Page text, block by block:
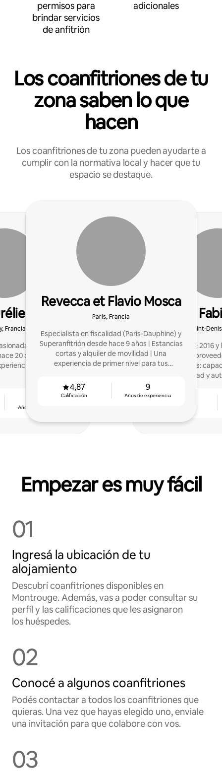
permisos para
brindar servicios
de anfitrión
adicionales
Los coanfitriones de tu
zona saben lo que
hacen
Los coanfitriones de tu zona pueden ayudarte a
cumplir con la normativa local y hacer que tu
espacio se destaque.
Francia
y experta en
20 años, ¡mi función
a sus viajeros!
Años de experiencia
Revecca et Flavio Mosca
París, Francia
Especialista en fiscalidad (Paris-Dauphine) y
Superanfitrión desde hace 9 años | Estancias
cortas y alquiler de movilidad | Una
experiencia de primer nivel para tus
4,87
Calificación
9
Años de experiencia
Saint-
Anfitrión desde 2016
soy su único
puntos fuertes:
calidad y
Empezar es muy fácil
01
Ingresá la ubicación de tu
alojamiento
Descubrí coanfitriones disponibles en
Montrouge. Además, vas a poder consultar su
perfil y las calificaciones que les asignaron
los huéspedes.
02
Conocé a algunos coanfitriones
Podés contactar a todos los coanfitriones que
quieras. Una vez que hayas elegido uno, enviale
una invitación para que colabore con vos.
03